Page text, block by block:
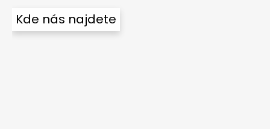
Kde nás najdete